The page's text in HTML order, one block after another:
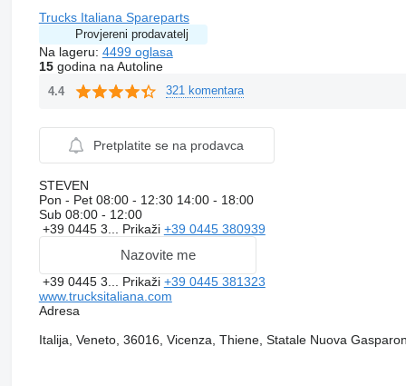
Trucks Italiana Spareparts
Provjereni prodavatelj
Na lageru: 4499 oglasa
15godina na Autoline
4.4 321 komentara
Pretplatite se na prodavca
STEVEN
Pon - Pet 08:00 - 12:30 14:00 - 18:00
Sub 08:00 - 12:00
+39 0445 3... Prikaži +39 0445 380939
Nazovite me
+39 0445 3... Prikaži +39 0445 381323
www.trucksitaliana.com
Adresa
Italija, Veneto, 36016, Vicenza, Thiene, Statale Nuova